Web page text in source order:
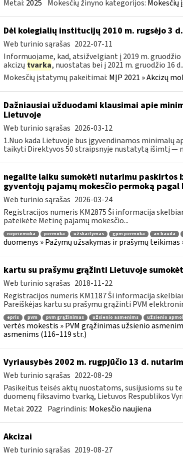
Metai: 2025 Mokesčių žinyno kategorijos: Mokesčių
Dėl kolegialių institucijų 2010 m. rugsėjo 3
Web turinio sąrašas 2022-07-11
Informuojame, kad, atsižvelgiant į 2019 m.
akcizų tvarka, nuostatas bei į 2021 m. gruodžio 16
Mokesčių įstatymų pakeitimai: MĮP 2021 » Akcizų
Dažniausiai užduodami klausimai apie
Lietuvoje
Web turinio sąrašas 2026-03-12
1.Nuo kada Lietuvoje bus įgyvendinamos minimalų
taikyti Direktyvos 50 straipsnyje nustatytą išimtį —
negalite laiku sumokėti nutarimu paskirtos
gyventojų pajamų mokesčio permoką
Web turinio sąrašas 2026-03-24
Registracijos numeris KM2875 Ši informacija
pateikėte Metinę pajamų mokesčio...
nepriemoka permoka užskaitymas gpm permoka an bauda
duomenys » Pažymų užsakymas ir prašymų
kartu su prašymu grąžinti Lietuvoje
Web turinio sąrašas 2018-11-22
Registracijos numeris KM1187 Ši informacija
Pareiškėjas kartu su prašymu grąžinti PVM
epris pvm pvm grąžinimas užsienio asmenims užsienio
vertės mokestis » PVM grąžinimas užsienio
asmenims (116–119 str.)
Vyriausybės 2002 m. rugpjūčio 13 d.
Web turinio sąrašas 2022-08-29
Pasikeitus teisės aktų nuostatoms, susijusioms su
duomenų fiksavimo tvarką, Lietuvos Respublikos
Metai: 2022 Pagrindinis: Mokesčio naujiena
Akcizai
Web turinio sąrašas 2019-08-27